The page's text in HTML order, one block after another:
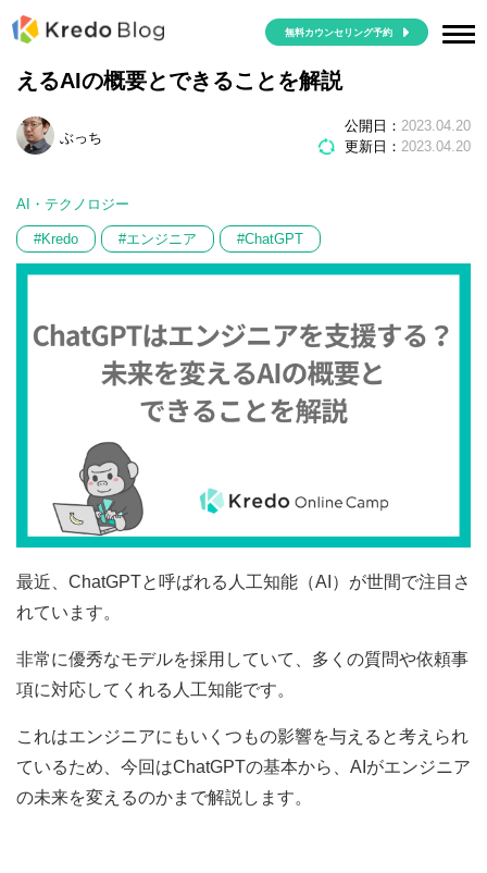
無料カウンセリング予約
ChatGPTはエンジニアを支援する？未来を変
えるAIの概要とできることを解説
ぶっち
公開日： 2023.04.20
更新日： 2023.04.20
AI・テクノロジー
#Kredo #エンジニア #ChatGPT
最近、ChatGPTと呼ばれる人工知能（AI）が世間で注目さ
れています。
非常に優秀なモデルを採用していて、多くの質問や依頼事
項に対応してくれる人工知能です。
これはエンジニアにもいくつもの影響を与えると考えられ
ているため、今回はChatGPTの基本から、AIがエンジニア
の未来を変えるのかまで解説します。